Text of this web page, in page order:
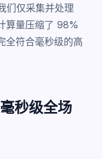
们仅采集并处理
算量压缩了 98%
全符合毫秒级的高
秒级全场